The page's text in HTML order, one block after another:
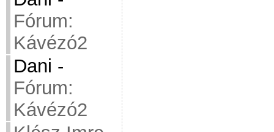
Fórum:
Kávézó2
Dani -
Fórum:
Kávézó2